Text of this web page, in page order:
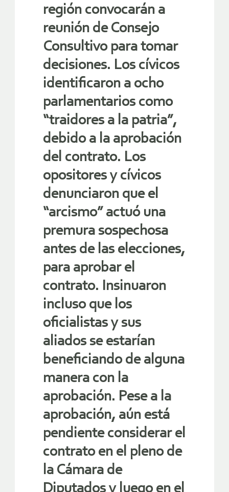
región convocarán a
reunión de Consejo
Consultivo para tomar
decisiones. Los cívicos
identificaron a ocho
parlamentarios como
“traidores a la patria”,
debido a la aprobación
del contrato. Los
opositores y cívicos
denunciaron que el
“arcismo” actuó una
premura sospechosa
antes de las elecciones,
para aprobar el
contrato. Insinuaron
incluso que los
oficialistas y sus
aliados se estarían
beneficiando de alguna
manera con la
aprobación. Pese a la
aprobación, aún está
pendiente considerar el
contrato en el pleno de
la Cámara de
Diputados y luego en el